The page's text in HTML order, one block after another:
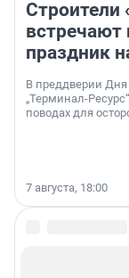
Строители
встречают
праздник
В преддверии
„Терминал-
поводах для
7 августа, 18:00